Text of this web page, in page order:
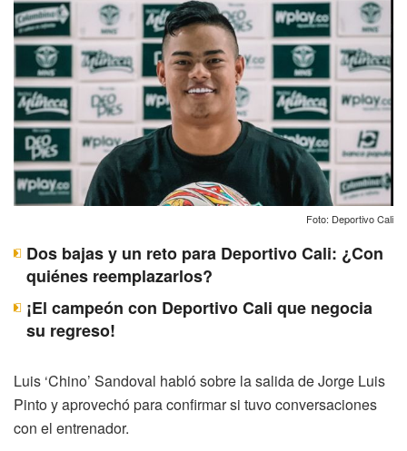
Foto: Deportivo Cali
Dos bajas y un reto para Deportivo Cali: ¿Con
quiénes reemplazarlos?
¡El campeón con Deportivo Cali que negocia
su regreso!
Luis ‘Chino’ Sandoval habló sobre la salida de Jorge Luis
Pinto y aprovechó para confirmar si tuvo conversaciones
con el entrenador.